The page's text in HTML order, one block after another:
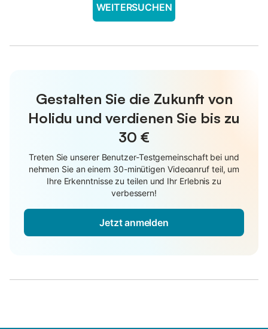
WEITERSUCHEN
Gestalten Sie die Zukunft von
Holidu und verdienen Sie bis zu
30 €
Treten Sie unserer Benutzer-Testgemeinschaft bei und
nehmen Sie an einem 30-minütigen Videoanruf teil, um
Ihre Erkenntnisse zu teilen und Ihr Erlebnis zu
verbessern!
Jetzt anmelden